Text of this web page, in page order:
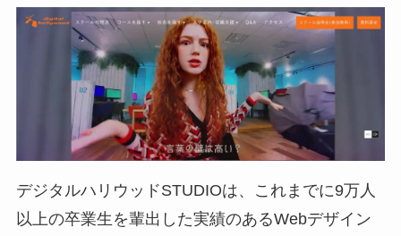
デジタルハリウッドSTUDIOは、これまでに9万人
以上の卒業生を輩出した実績のあるWebデザイン